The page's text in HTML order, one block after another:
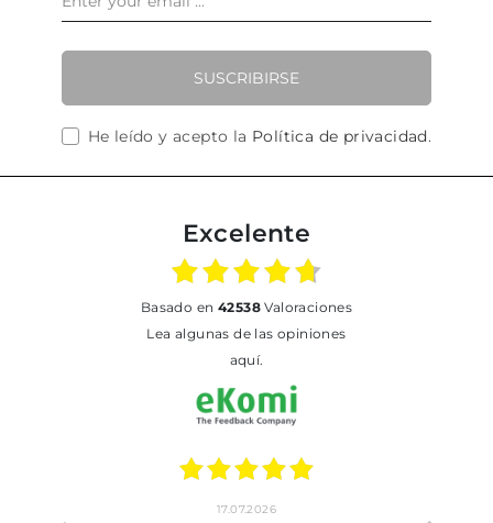
SUSCRIBIRSE
He leído y acepto la Política de privacidad.
Excelente
basado en 42538Valoraciones
Lea algunas de las opiniones
aquí.
17.07.2026